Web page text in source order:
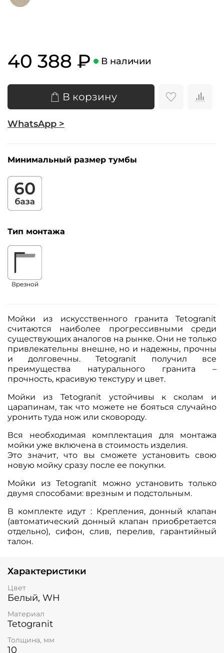
40 388 ₽ В наличии
В корзину
WhatsApp >
Минимальный размер тумбы
Тип монтажа
Врезной
Мойки из искусственного гранита Tetogranit
считаются наиболее прогрессивными среди
существующих аналогов на рынке. Они не только
привлекательны внешне, но и надежны, прочны
и долговечны. Tetogranit получил все
преимущества натурального гранита –
прочность, красивую текстуру и цвет.
Мойки из Tetogranit устойчивы к сколам и
царапинам, так что можете не бояться случайно
уронить туда нож или сковороду.
Вся необходимая комплектация для монтажа
мойки уже включена в стоимость изделия.
Это значит, что вы сможете установить свою
новую мойку сразу после ее покупки.
Мойки из Tetogranit можно установить только
двумя способами: врезным и подстольным.
В комплекте идут : Крепления, донный клапан
(автоматический донный клапан приобретается
отдельно), сифон, слив, перелив, гарантийный
талон.
Характеристики
Цвет
Белый, WH
Материал
Tetogranit
Толщина, мм
10